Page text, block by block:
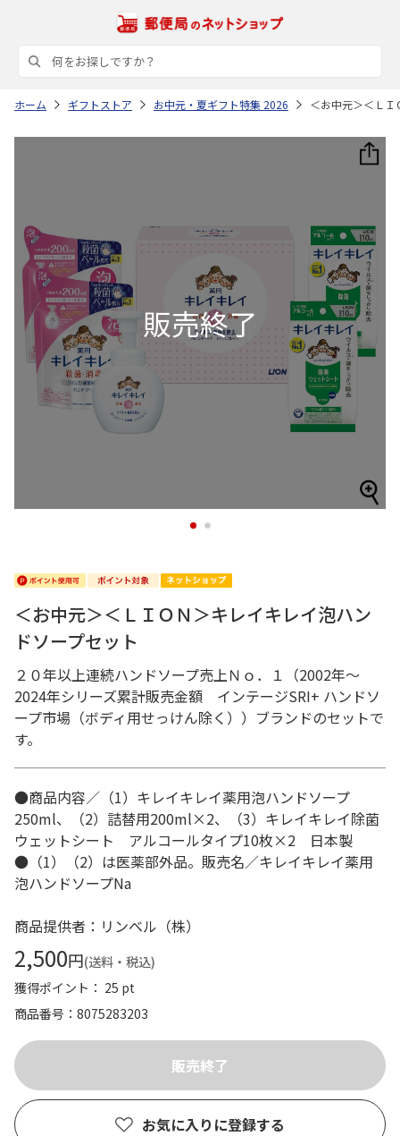
ホーム ギフトストア お中元・夏ギフト特集 2026 ＜お中元＞＜Ｌ
1 2
＜お中元＞＜ＬＩＯＮ＞キレイキレイ泡ハン
ドソープセット
２０年以上連続ハンドソープ売上Ｎｏ．１（2002年～
2024年シリーズ累計販売金額 インテージSRI+ ハンドソ
ープ市場（ボディ用せっけん除く））ブランドのセットで
す。
●商品内容／（1）キレイキレイ薬用泡ハンドソープ
250ml、（2）詰替用200ml×2、（3）キレイキレイ除菌
ウェットシート アルコールタイプ10枚×2 日本製
●（1）（2）は医薬部外品。販売名／キレイキレイ薬用
泡ハンドソープNa
商品提供者：リンベル（株）
2,500円(送料・税込)
獲得ポイント： 25 pt
商品番号
8075283203
お気に入りに登録する